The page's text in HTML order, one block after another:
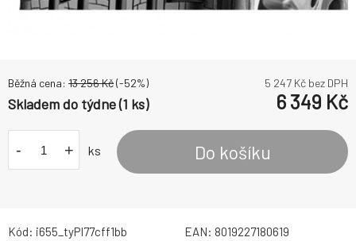
Běžná cena: 13 256Kč(-52%) 5 247 Kč bez DPH
Skladem do týdne (1 ks) 6 349 Kč
- + ks Do košíku
Kód: i655_tyPI77cff1bb EAN: 8019227180619